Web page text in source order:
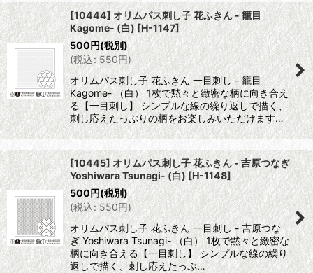
[10444] オリムパス刺し子 花ふきん - 籠目
Kagome- (白)[H-1147]
500円(税別)
(税込: 550円)
オリムパス刺し子 花ふきん 一目刺し - 籠目
Kagome- （白） 1枚で黙々と緻密な柄に向き合え
る【一目刺し】 シンプルな線の繰り返しで描く、
刺し応えたっぷりの柄をお楽しみいただけます…
[10445] オリムパス刺し子 花ふきん - 吉原つなぎ
Yoshiwara Tsunagi- (白) [H-1148]
500円(税別)
(税込: 550円)
オリムパス刺し子 花ふきん 一目刺し - 吉原つな
ぎ Yoshiwara Tsunagi- （白） 1枚で黙々と緻密な
柄に向き合える【一目刺し】 シンプルな線の繰り
返しで描く、刺し応えたっぷ…